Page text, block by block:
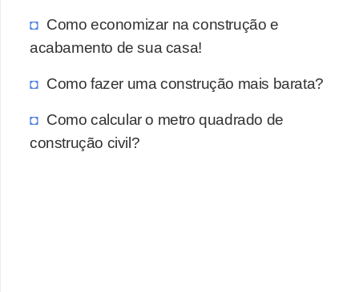
Como economizar na construção e
acabamento de sua casa!
Como fazer uma construção mais barata?
Como calcular o metro quadrado de
construção civil?